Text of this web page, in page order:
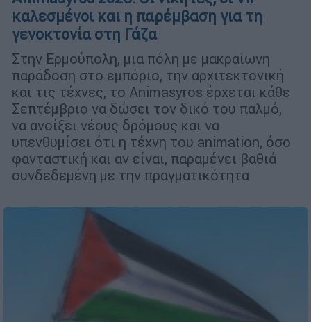
καλεσμένοι και η παρέμβαση για τη
γενοκτονία στη Γάζα
Στην Ερμούπολη, μια πόλη με μακραίωνη
παράδοση στο εμπόριο, την αρχιτεκτονική
και τις τέχνες, το Animasyros έρχεται κάθε
Σεπτέμβριο να δώσει τον δικό του παλμό,
να ανοίξει νέους δρόμους και να
υπενθυμίσει ότι η τέχνη του animation, όσο
φανταστική και αν είναι, παραμένει βαθιά
συνδεδεμένη με την πραγματικότητα